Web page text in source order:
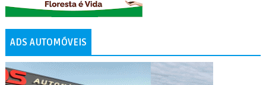
ADS AUTOMÓVEIS